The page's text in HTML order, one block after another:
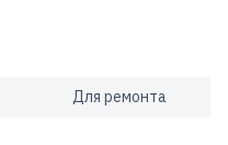
Для ремонта